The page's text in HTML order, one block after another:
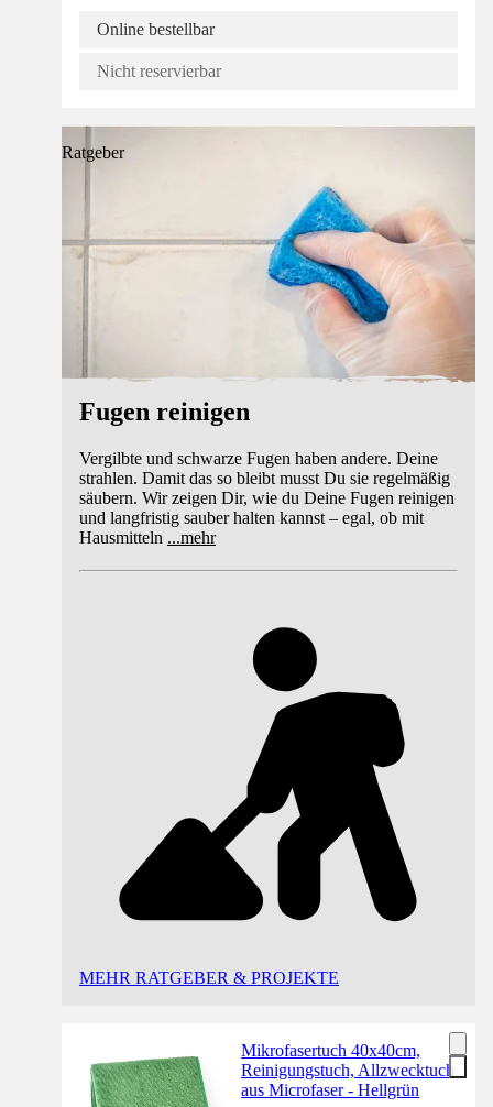
Online bestellbar
Nicht reservierbar
Ratgeber
Fugen reinigen
Vergilbte und schwarze Fugen haben andere. Deine
strahlen. Damit das so bleibt musst Du sie regelmäßig
säubern. Wir zeigen Dir, wie du Deine Fugen reinigen
und langfristig sauber halten kannst – egal, ob mit
Hausmitteln ...mehr
MEHR RATGEBER & PROJEKTE
Mikrofasertuch 40x40cm,
Reinigungstuch, Allzwecktuch
aus Microfaser - Hellgrün